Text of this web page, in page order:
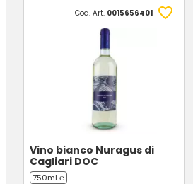
Cod. Art. 0015656401
Vino bianco Nuragus di
Cagliari DOC
750ml ℮